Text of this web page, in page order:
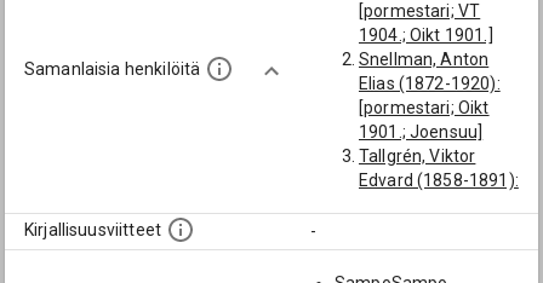
Samanlaisia henkilöitä
[pormestari; VT
1904.; Oikt 1901.]
Snellman, Anton
Elias (1872-1920):
[pormestari; Oikt
1901.; Joensuu]
Tallgrén, Viktor
Edvard (1858-1891):
(Mikko) (1847-
1880): [pormestari]
Kirjallisuusviitteet -